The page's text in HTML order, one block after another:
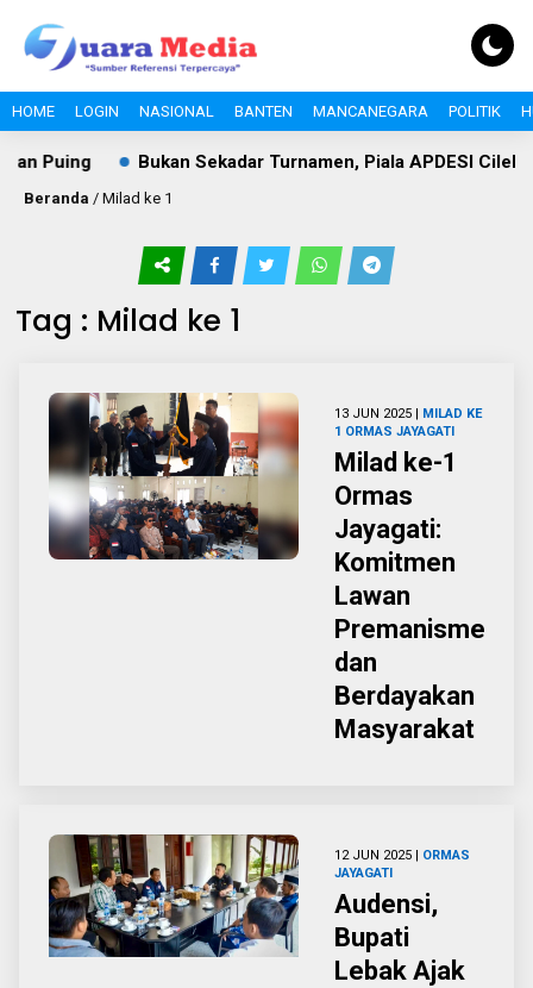
HOME LOGIN NASIONAL BANTEN MANCANEGARA POLITIK
Puing Bukan Sekadar Turnamen, Piala APDESI
Beranda / Milad ke 1
Tag : Milad ke 1
13 JUN 2025 | MILAD KE
1 ORMAS JAYAGATI
Milad ke-1
Ormas
Jayagati:
Komitmen
Lawan
Premanisme
dan
Berdayakan
Masyarakat
12 JUN 2025 | ORMAS
JAYAGATI
Audensi,
Bupati
Lebak Ajak